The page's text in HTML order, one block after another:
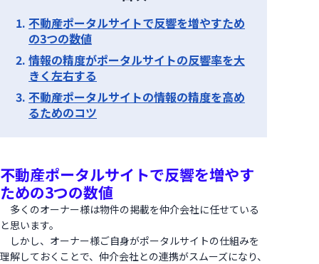
不動産ポータルサイトで反響を増やすため
の3つの数値
情報の精度がポータルサイトの反響率を大
きく左右する
不動産ポータルサイトの情報の精度を高め
るためのコツ
不動産ポータルサイトで反響を増やす
ための3つの数値
多くのオーナー様は物件の掲載を仲介会社に任せている
と思います。
しかし、オーナー様ご自身がポータルサイトの仕組みを
理解しておくことで、仲介会社との連携がスムーズになり、